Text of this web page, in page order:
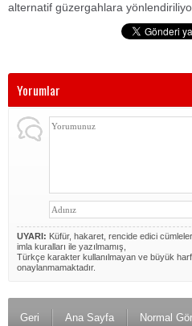
alternatif güzergahlara
Yorumlar
UYARI: Küfür, hakaret, rencide edici
imla kuralları ile yazılmamış,
Türkçe karakter kullanılmayan ve büyük
onaylanmamaktadır.
Geri Ana Sayfa Normal